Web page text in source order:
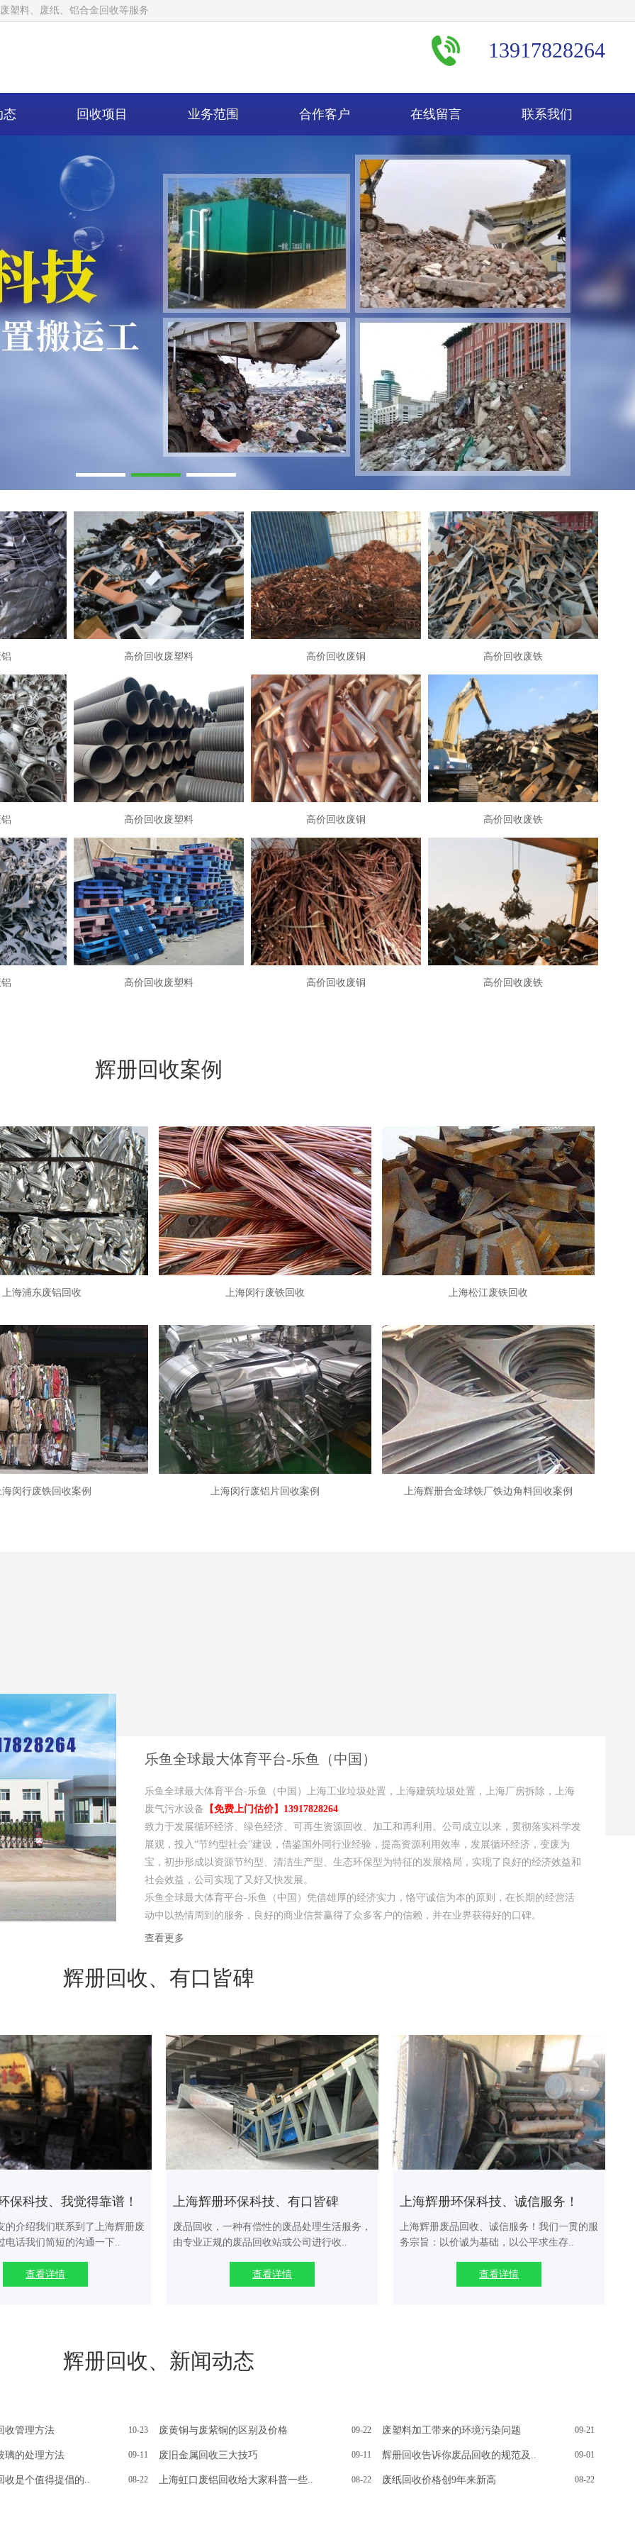
塑料、废纸、铝合金回收等服务
13917828264
态 回收项目 业务范围 合作客户 在线留言 联系我们
高价回收废塑料 高价回收废铜 高价回收废铁
高价回收废塑料 高价回收废铜 高价回收废铁
高价回收废塑料 高价回收废铜 高价回收废铁
辉册回收案例
上海浦东废铝回收 上海闵行废铁回收 上海松江废铁回收
海闵行废铁回收案例 上海闵行废铝片回收案例 上海辉册合金球铁厂铁边角料回收案例
乐鱼全球最大体育平台-乐鱼（中国）
乐鱼全球最大体育平台-乐鱼（中国）上海工业垃圾处置，上海建筑垃圾处置，上海厂房拆除，上海
废气污水设备 【免费上门估价】13917828264
致力于发展循环经济、绿色经济、可再生资源回收、加工和再利用。公司成立以来，贯彻落实科学发
展观，投入“节约型社会”建设，借鉴国外同行业经验，提高资源利用效率，发展循环经济，变废为
宝，初步形成以资源节约型、清洁生产型、生态环保型为特征的发展格局，实现了良好的经济效益和
社会效益，公司实现了又好又快发展。
乐鱼全球最大体育平台-乐鱼（中国）凭借雄厚的经济实力，恪守诚信为本的原则，在长期的经营活
动中以热情周到的服务，良好的商业信誉赢得了众多客户的信赖，并在业界获得好的口碑。
查看更多
辉册回收、有口皆碑
保科技、我觉得靠谱！
的介绍我们联系到了上海辉册废
电话我们简短的沟通一下..
查看详情
上海辉册环保科技、有口皆碑
废品回收，一种有偿性的废品处理生活服务，
由专业正规的废品回收站或公司进行收..
查看详情
上海辉册环保科技、诚信服务！
上海辉册废品回收、诚信服务！我们一贯的服
务宗旨：以价诚为基础，以公平求生存..
查看详情
辉册回收、新闻动态
10-23
收管理方法 09-22
废黄铜与废紫铜的区别及价格 09-21
废塑料加工带来的环境污染问题
09-11
璃的处理方法 09-11
废旧金属回收三大技巧 09-01
辉册回收告诉你废品回收的规范及..
08-22
收是个值得提倡的.. 08-22
上海虹口废铝回收给大家科普一些.. 08-22
废纸回收价格创9年来新高